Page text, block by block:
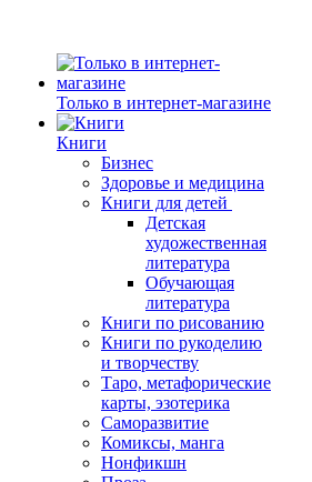
Только в интернет-магазине
Книги
Бизнес
Здоровье и медицина
Книги для детей
Детская
художественная
литература
Обучающая
литература
Книги по рисованию
Книги по рукоделию
и творчеству
Таро, метафорические
карты, эзотерика
Саморазвитие
Комиксы, манга
Нонфикшн